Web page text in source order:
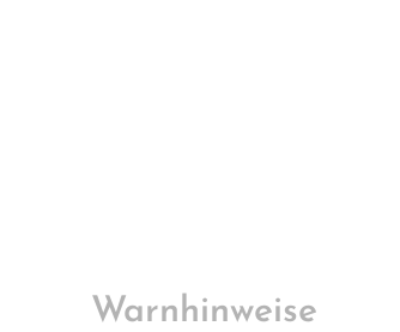
Warnhinweise